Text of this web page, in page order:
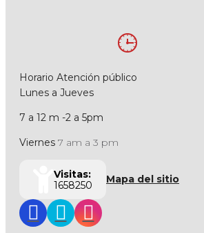
Horario Atención público
Lunes a Jueves
7 a 12 m -2 a 5pm
Viernes 7 am a 3 pm
Visitas:
1658250
Mapa del sitio